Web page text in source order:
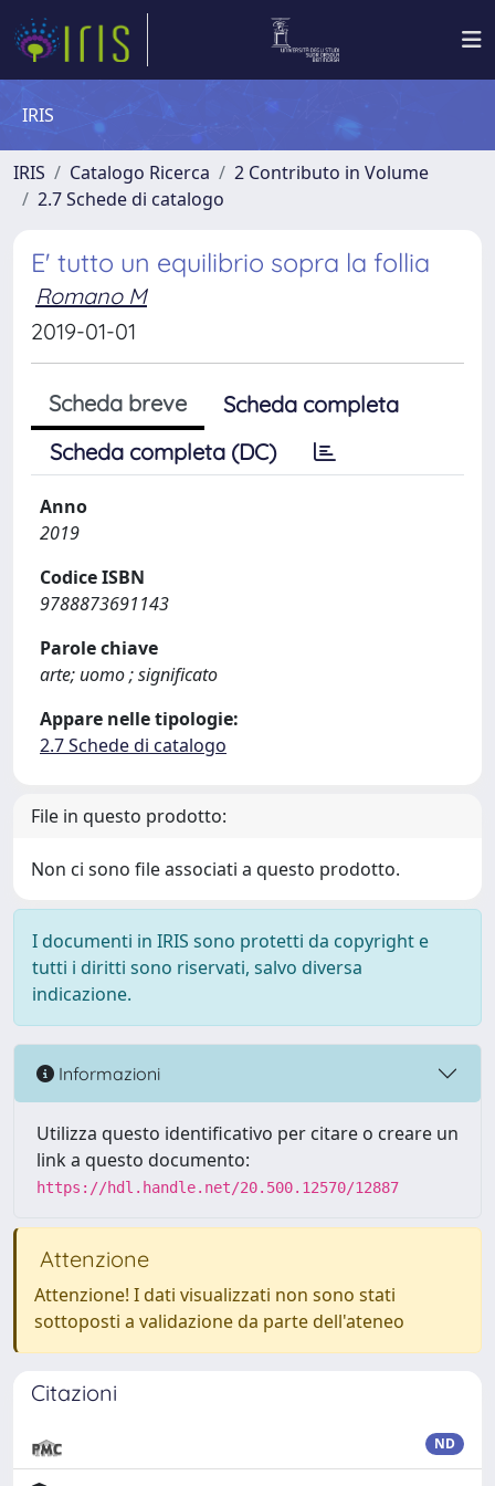
IRIS
IRIS Catalogo Ricerca
2 Contributo in Volume
2.7 Schede di catalogo
E' tutto un equilibrio sopra la follia
Romano M
2019-01-01
Scheda breve
Scheda completa
Scheda completa (DC)
Anno
2019
Codice ISBN
9788873691143
Parole chiave
arte; uomo ; significato
Appare nelle tipologie:
2.7 Schede di catalogo
File in questo prodotto:
Non ci sono file associati a questo prodotto.
I documenti in IRIS sono protetti da copyright e
tutti i diritti sono riservati, salvo diversa
indicazione.
Informazioni
Utilizza questo identificativo per citare o creare un
link a questo documento:
https://hdl.handle.net/20.500.12570/12887
Attenzione
Attenzione! I dati visualizzati non sono stati
sottoposti a validazione da parte dell'ateneo
Citazioni
ND